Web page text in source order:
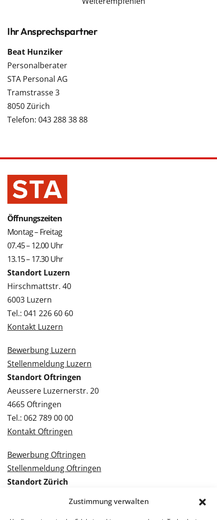
Zustimmung verwalten
Ihr Ansprechspartner
Beat Hunziker
Personalberater
STA Personal AG
Tramstrasse 3
8050 Zürich
Telefon: 043 288 38 88
Öffnungszeiten
Montag – Freitag
07.45 – 12.00 Uhr
13.15 – 17.30 Uhr
Standort Luzern
Hirschmattstr. 40
6003 Luzern
Tel.: 041 226 60 60
Kontakt Luzern
Bewerbung Luzern
Stellenmeldung Luzern
Standort Oftringen
Aeussere Luzernerstr. 20
4665 Oftringen
Tel.: 062 789 00 00
Kontakt Oftringen
Bewerbung Oftringen
Stellenmeldung Oftringen
Standort Zürich